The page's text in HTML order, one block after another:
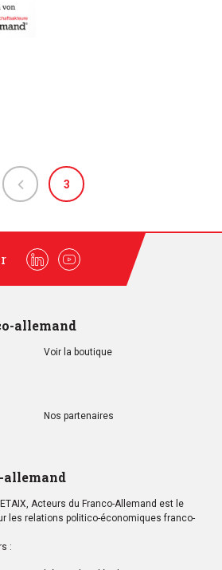
3
LinkedinYoutube
allemand
Voir la boutique
Nos partenaires
allemand
Acteurs du Franco-Allemand est le
les relations politico-économiques franco-
: